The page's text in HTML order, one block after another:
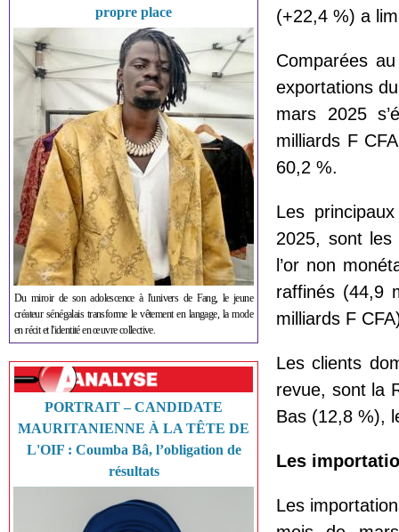
propre place
Du miroir de son adolescence à l'univers de Fang, le jeune
créateur sénégalais transforme le vêtement en langage, la mode
en récit et l'identité en œuvre collective.
PORTRAIT – CANDIDATE
MAURITANIENNE À LA TÊTE DE
L'OIF : Coumba Bâ, l’obligation de
résultats
(+22,4 %) a
Comparées
exportations
mars 2025
milliards F
60,2 %.
Les
2025, sont les
l’or non
raffinés (44,9
milliards F
Les clients
revue, sont la
Bas (12,8 %),
Les
Les